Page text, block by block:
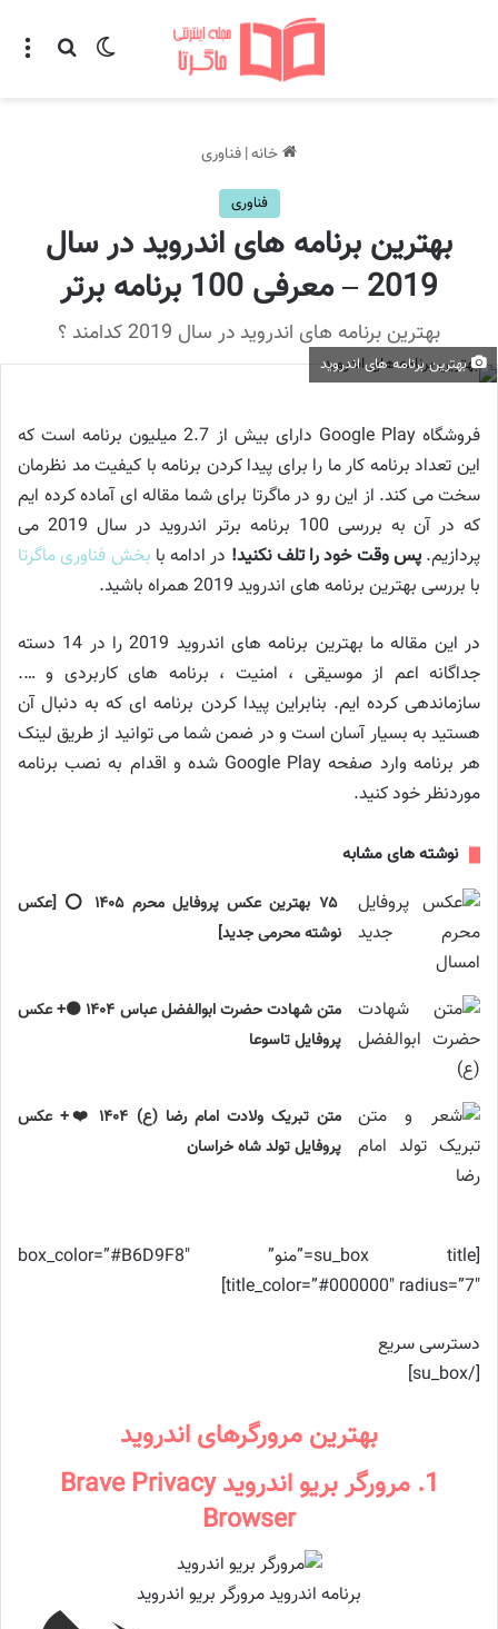
تغییر پوسته
خانه|فناوری
فناوری
بهترین برنامه های اندروید در سال
2019 – معرفی 100 برنامه برتر
بهترین برنامه های اندروید در سال 2019 کدامند ؟
بهترین برنامه های اندروید
فروشگاه Google Play دارای بیش از 2.7 میلیون برنامه است که
این تعداد برنامه کار ما را برای پیدا کردن برنامه با کیفیت مد نظرمان
سخت می کند. از این رو در ماگرتا برای شما مقاله ای آماده کرده ایم
که در آن به بررسی 100 برنامه برتر اندروید در سال 2019 می
پردازیم.پس وقت خود را تلف نکنید! در ادامه با بخش فناوری ماگرتا
با بررسی بهترین برنامه های اندروید 2019 همراه باشید.
در این مقاله ما بهترین برنامه های اندروید 2019 را در 14 دسته
جداگانه اعم از موسیقی ، امنیت ، برنامه های کاربردی و ….
سازماندهی کرده ایم. بنابراین پیدا کردن برنامه ای که به دنبال آن
هستید به بسیار آسان است و در ضمن شما می توانید از طریق لینک
هر برنامه وارد صفحه Google Play شده و اقدام به نصب برنامه
موردنظر خود کنید.
نوشته های مشابه
۷۵ بهترین عکس پروفایل محرم ۱۴۰۵ ⭕️ [عکس
نوشته محرمی جدید]
متن شهادت حضرت ابوالفضل عباس ۱۴۰۴ ⚫️+ عکس
پروفایل تاسوعا
متن تبریک ولادت امام رضا (ع) ۱۴۰۴ ❤️+ عکس
پروفایل تولد شاه خراسان
[su_box title=”منو” box_color=”#B6D9F8″
title_color=”#000000″ radius=”7″]
دسترسی سریع
[/su_box]
بهترین مرورگرهای اندروید
1. مرورگر بریو اندروید Brave Privacy
Browser
برنامه اندروید مرورگر بریو اندروید